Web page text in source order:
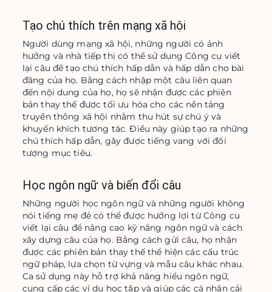
Tạo chú thích trên mạng xã hội
Người dùng mạng xã hội, những người có ảnh
hưởng và nhà tiếp thị có thể sử dụng Công cụ viết
lại câu để tạo chú thích hấp dẫn và hấp dẫn cho bài
đăng của họ. Bằng cách nhập một câu liên quan
đến nội dung của họ, họ sẽ nhận được các phiên
bản thay thế được tối ưu hóa cho các nền tảng
truyền thông xã hội nhằm thu hút sự chú ý và
khuyến khích tương tác. Điều này giúp tạo ra những
chú thích hấp dẫn, gây được tiếng vang với đối
tượng mục tiêu.
Học ngôn ngữ và biến đổi câu
Những người học ngôn ngữ và những người không
nói tiếng mẹ đẻ có thể được hưởng lợi từ Công cụ
viết lại câu để nâng cao kỹ năng ngôn ngữ và cách
xây dựng câu của họ. Bằng cách gửi câu, họ nhận
được các phiên bản thay thế thể hiện các cấu trúc
ngữ pháp, lựa chọn từ vựng và mẫu câu khác nhau.
Ca sử dụng này hỗ trợ khả năng hiểu ngôn ngữ,
cung cấp các ví dụ học tập và giúp các cá nhân cải